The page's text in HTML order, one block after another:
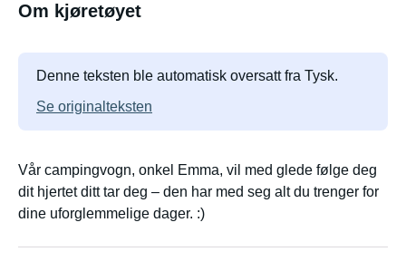
Om kjøretøyet
Denne teksten ble automatisk oversatt fra Tysk.
Se originalteksten
Vår campingvogn, onkel Emma, vil med glede følge deg
dit hjertet ditt tar deg – den har med seg alt du trenger for
dine uforglemmelige dager. :)